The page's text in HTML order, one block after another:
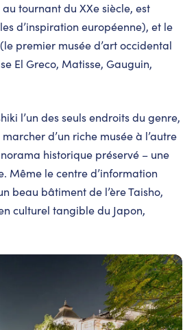
tournant du XXe siècle, est
d’inspiration européenne), et le
premier musée d’art occidental
El Greco, Matisse, Gauguin,
l’un des seuls endroits du genre,
d’un riche musée à l’autre
historique préservé – une
Même le centre d’information
beau bâtiment de l’ère Taisho,
culturel tangible du Japon,